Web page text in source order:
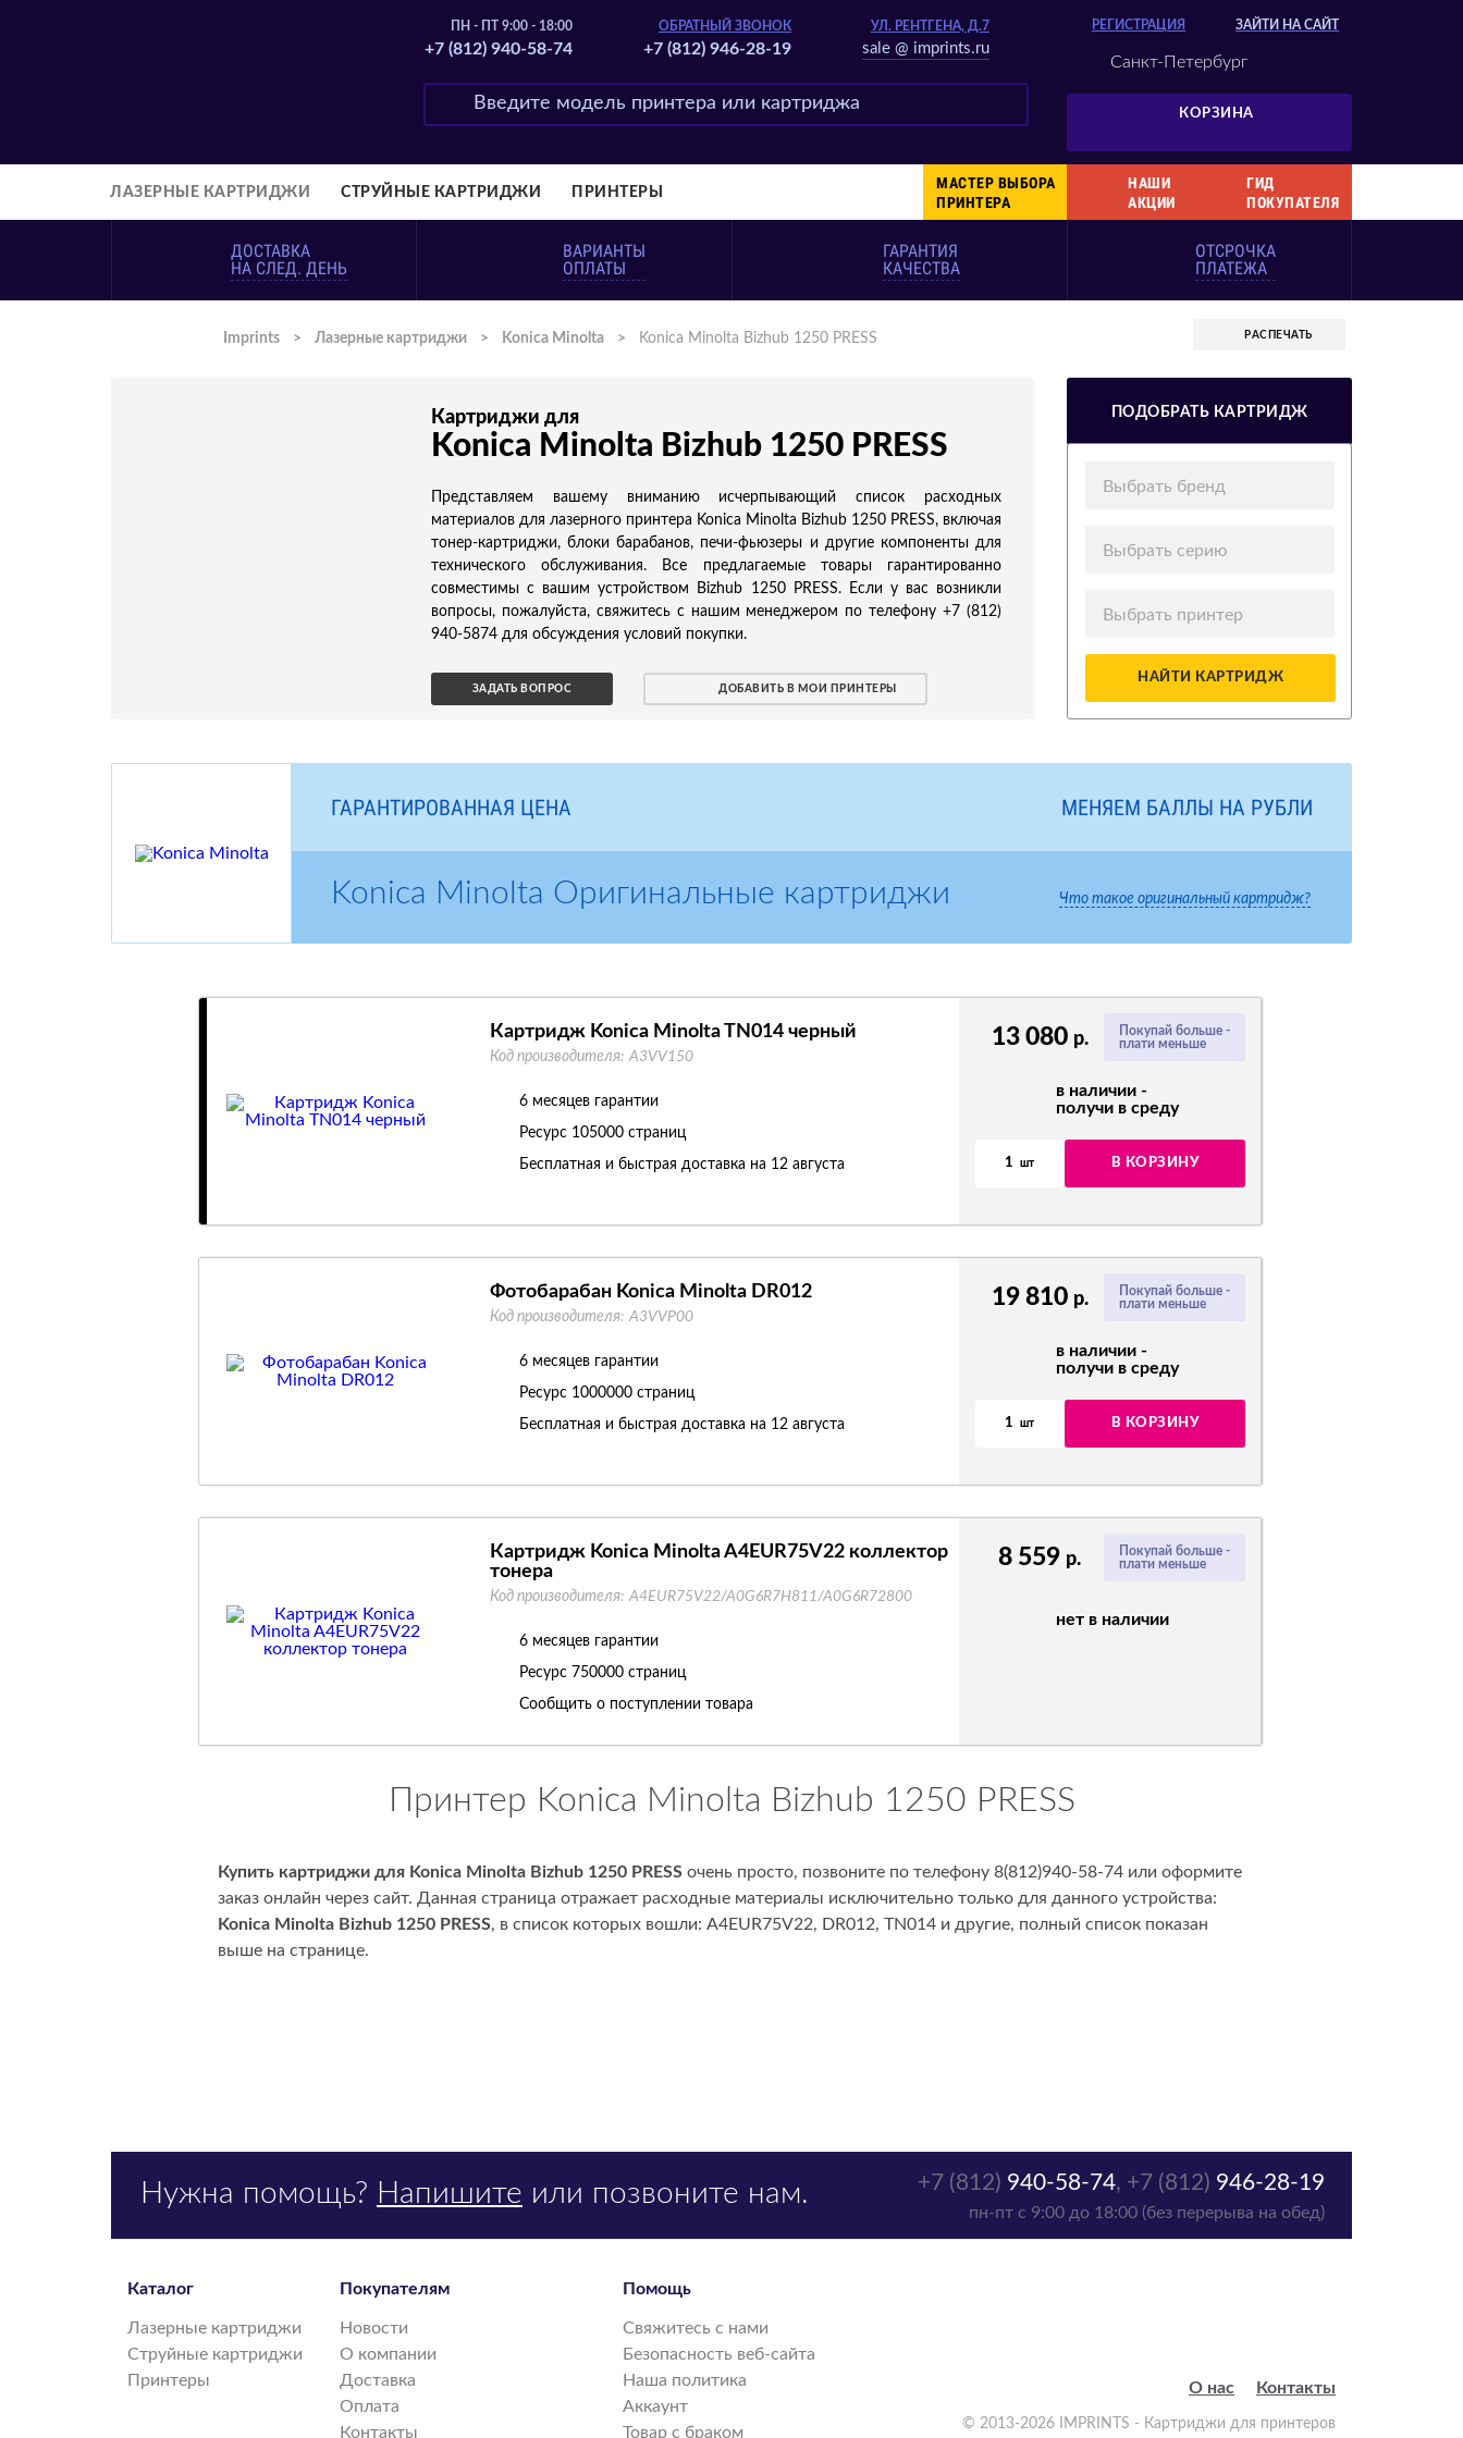
КОРЗИНА
РЕГИСТРАЦИЯ ЗАЙТИ НА САЙТ
Санкт-Петербург
ПН - ПТ 9:00 - 18:00
+7 (812) 940-58-74
ОБРАТНЫЙ ЗВОНОК
+7 (812) 946-28-19
УЛ. РЕНТГЕНА, Д.7
sale @ imprints.ru
НАШИ
АКЦИИ
ГИД
ПОКУПАТЕЛЯ
МАСТЕР ВЫБОРА
ПРИНТЕРА
ЛАЗЕРНЫЕ КАРТРИДЖИ СТРУЙНЫЕ КАРТРИДЖИ ПРИНТЕРЫ
ДОСТАВКА
НА СЛЕД. ДЕНЬ
ВАРИАНТЫ
ОПЛАТЫ
ГАРАНТИЯ
КАЧЕСТВА
ОТСРОЧКА
ПЛАТЕЖА
Imprints > Лазерные картриджи > Konica Minolta > Konica Minolta Bizhub 1250 PRESS
Картриджи для
Konica Minolta Bizhub 1250 PRESS
Представляем вашему вниманию исчерпывающий список расходных
материалов для лазерного принтера Konica Minolta Bizhub 1250 PRESS, включая
тонер-картриджи, блоки барабанов, печи-фьюзеры и другие компоненты для
технического обслуживания. Все предлагаемые товары гарантированно
совместимы с вашим устройством Bizhub 1250 PRESS. Если у вас возникли
вопросы, пожалуйста, свяжитесь с нашим менеджером по телефону +7 (812)
940-5874 для обсуждения условий покупки.
ЗАДАТЬ ВОПРОС ДОБАВИТЬ В МОИ ПРИНТЕРЫ
РАСПЕЧАТЬ
ПОДОБРАТЬ КАРТРИДЖ
Выбрать бренд
Выбрать серию
Выбрать принтер
НАЙТИ КАРТРИДЖ
МЕНЯЕМ БАЛЛЫ НА РУБЛИ
ГАРАНТИРОВАННАЯ ЦЕНА
Что такое оригинальный картридж?
Konica Minolta Оригинальные картриджи
Покупай больше -
плати меньше
13 080 р.
в наличии -
получи в среду
1 шт В КОРЗИНУ
Картридж Konica Minolta TN014 черный
Код производителя: A3VV150
6 месяцев гарантии
Ресурс 105000 страниц
Бесплатная и быстрая доставка на 12 августа
Покупай больше -
плати меньше
19 810 р.
в наличии -
получи в среду
1 шт В КОРЗИНУ
Фотобарабан Konica Minolta DR012
Код производителя: A3VVP00
6 месяцев гарантии
Ресурс 1000000 страниц
Бесплатная и быстрая доставка на 12 августа
Покупай больше -
плати меньше
8 559 р.
нет в наличии
Картридж Konica Minolta A4EUR75V22 коллектор
тонера
Код производителя: A4EUR75V22/A0G6R7H811/A0G6R72800
6 месяцев гарантии
Ресурс 750000 страниц
Сообщить о поступлении товара
Принтер Konica Minolta Bizhub 1250 PRESS
Купить картриджи для Konica Minolta Bizhub 1250 PRESSочень просто, позвоните по телефону 8(812)940-58-74 или оформите
заказ онлайн через сайт. Данная страница отражает расходные материалы исключительно только для данного устройства:
Konica Minolta Bizhub 1250 PRESS, в список которых вошли: A4EUR75V22, DR012, TN014 и другие, полный список показан
выше на странице.
+7 (812) 940-58-74, +7 (812) 946-28-19
пн-пт с 9:00 до 18:00 (без перерыва на обед)
Нужна помощь? Напишите или позвоните нам.
Каталог
Лазерные картриджи
Струйные картриджи
Принтеры
Покупателям
Новости
О компании
Доставка
Оплата
Контакты
Помощь
Свяжитесь с нами
Безопасность веб-сайта
Наша политика
Аккаунт
Товар с браком
О нас Контакты
© 2013-2026 IMPRINTS - Картриджи для принтеров